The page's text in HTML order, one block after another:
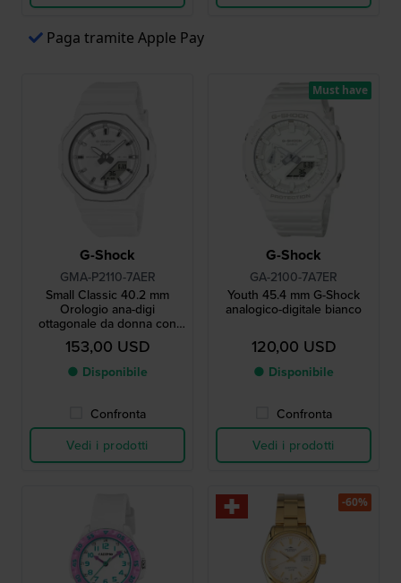
Paga tramite Apple Pay
G-Shock
GMA-P2110-7AER
Small Classic 40.2 mm
Orologio ana-digi
ottagonale da donna con
ghiera metallica
153,00 USD
● Disponibile
Confronta
Vedi i prodotti
G-Shock
GA-2100-7A7ER
Youth 45.4 mm G-Shock
analogico-digitale bianco
120,00 USD
● Disponibile
Confronta
Vedi i prodotti
Must have
-60%